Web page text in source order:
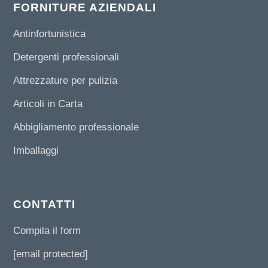
FORNITURE AZIENDALI
Antinfortunistica
Detergenti professionali
Attrezzature per pulizia
Articoli in Carta
Abbigliamento professionale
Imballaggi
CONTATTI
Compila il form
[email protected]